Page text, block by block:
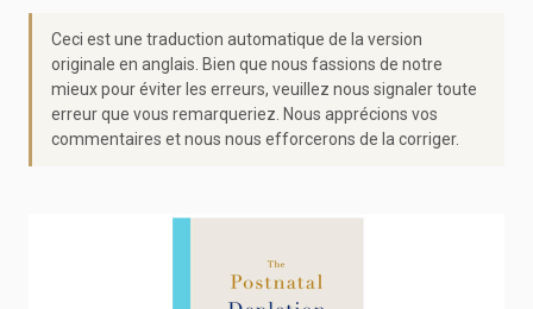
Ceci est une traduction automatique de la version
originale en anglais. Bien que nous fassions de notre
mieux pour éviter les erreurs, veuillez nous signaler toute
erreur que vous remarqueriez. Nous apprécions vos
commentaires et nous nous efforcerons de la corriger.